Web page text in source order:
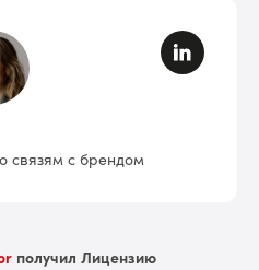
получил Лицензию
связям с брендом